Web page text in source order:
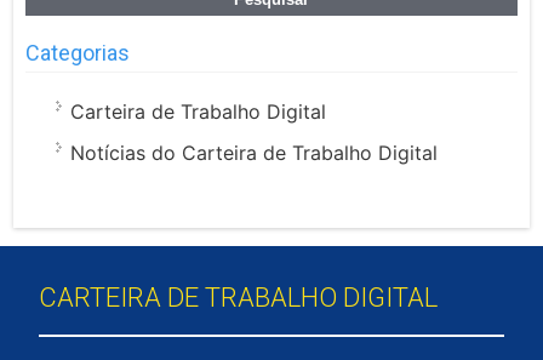
Categorias
Carteira de Trabalho Digital
Notícias do Carteira de Trabalho Digital
CARTEIRA DE TRABALHO DIGITAL